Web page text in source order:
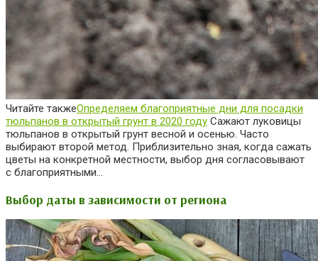
Читайте такжеОпределяем благоприятные дни для посадки
тюльпанов в открытый грунт в 2020 году Сажают луковицы
тюльпанов в открытый грунт весной и осенью. Часто
выбирают второй метод. Приблизительно зная, когда сажать
цветы на конкретной местности, выбор дня согласовывают
с благоприятными…
Выбор даты в зависимости от региона